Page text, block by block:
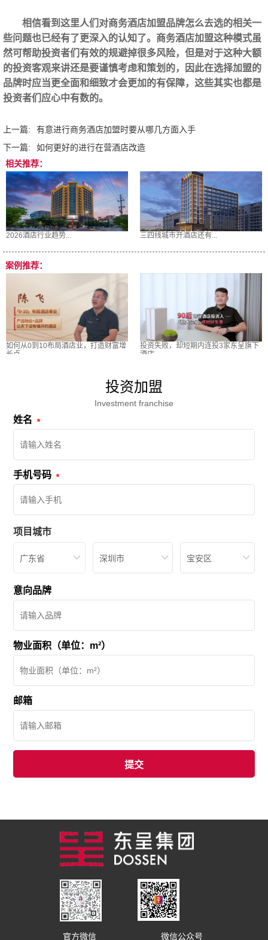
相信看到这里人们对商务酒店加盟品牌怎么去选的相关一
些问题也已经有了更深入的认知了。商务酒店加盟这种模式虽
然可帮助投资者们有效的规避掉很多风险，但是对于这种大额
的投资客观来讲还是要谨慎考虑和策划的，因此在选择加盟的
品牌时应当更全面和细致才会更加的有保障，这些其实也都是
投资者们应心中有数的。
上一篇:
有意进行商务酒店加盟时要从哪几方面入手
下一篇:
如何更好的进行在营酒店改造
相关推荐：
2026酒店行业趋势... 三四线城市开酒店还有...
案例推荐：
如何从0到10布局酒店业，打造财富增
长点
投资失败，却短期内连投3家东呈旗下
酒店
投资加盟
Investment franchise
姓名
手机号码
项目城市
广东省 深圳市 宝安区
意向品牌
物业面积（单位：m²）
邮箱
官方微信 微信公众号